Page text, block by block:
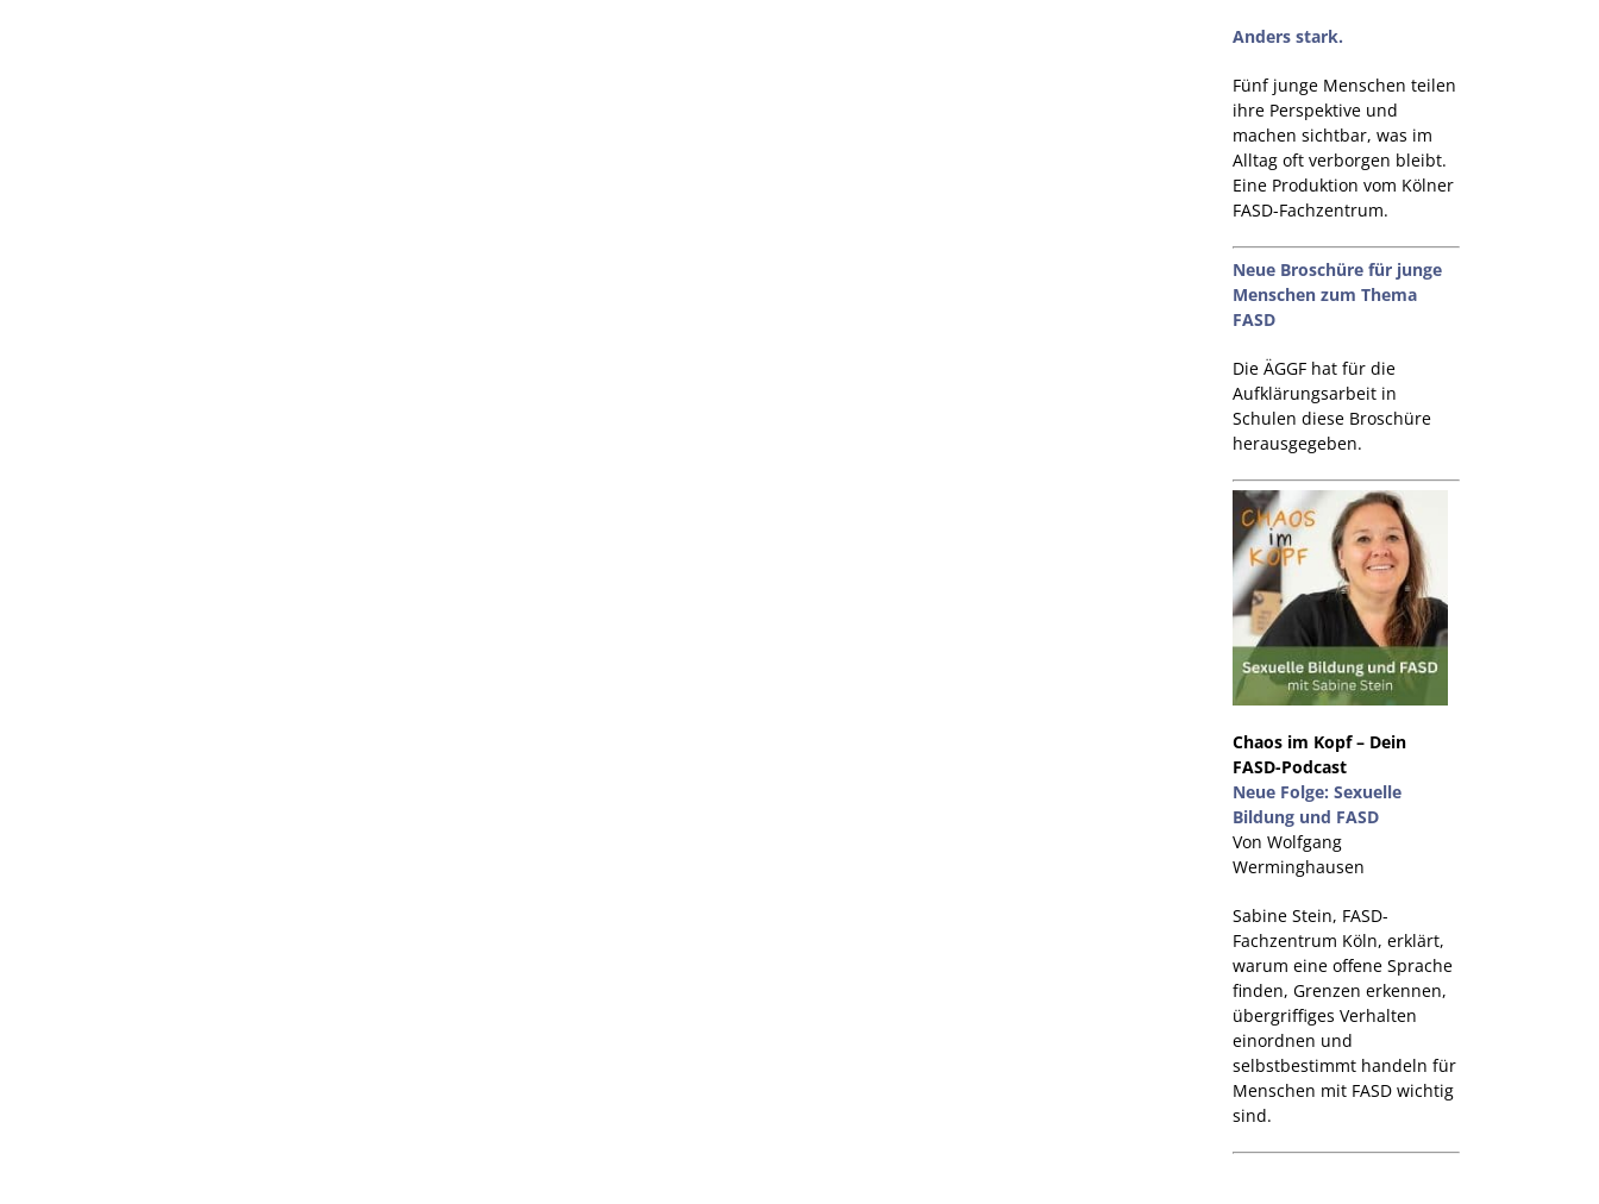
Anders stark.
Fünf junge Menschen teilen
ihre Perspektive und
machen sichtbar, was im
Alltag oft verborgen bleibt.
Eine Produktion vom Kölner
FASD-Fachzentrum.
Neue Broschüre für junge
Menschen zum Thema
FASD
Die ÄGGF hat für die
Aufklärungsarbeit in
Schulen diese Broschüre
herausgegeben.
Chaos im Kopf – Dein
FASD-Podcast
Neue Folge: Sexuelle
Bildung und FASD
Von Wolfgang
Werminghausen
Sabine Stein, FASD-
Fachzentrum Köln, erklärt,
warum eine offene Sprache
finden, Grenzen erkennen,
übergriffiges Verhalten
einordnen und
selbstbestimmt handeln für
Menschen mit FASD wichtig
sind.